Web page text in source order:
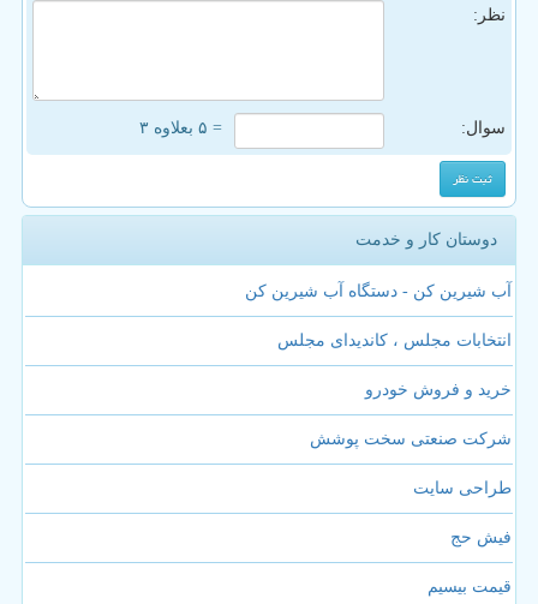
نظر:
سوال: = ۵ بعلاوه ۳
دوستان کار و خدمت
آب شیرین کن - دستگاه آب شیرین کن
انتخابات مجلس ، کاندیدای مجلس
خرید و فروش خودرو
شرکت صنعتی سخت پوشش
طراحی سایت
فیش حج
قیمت بیسیم